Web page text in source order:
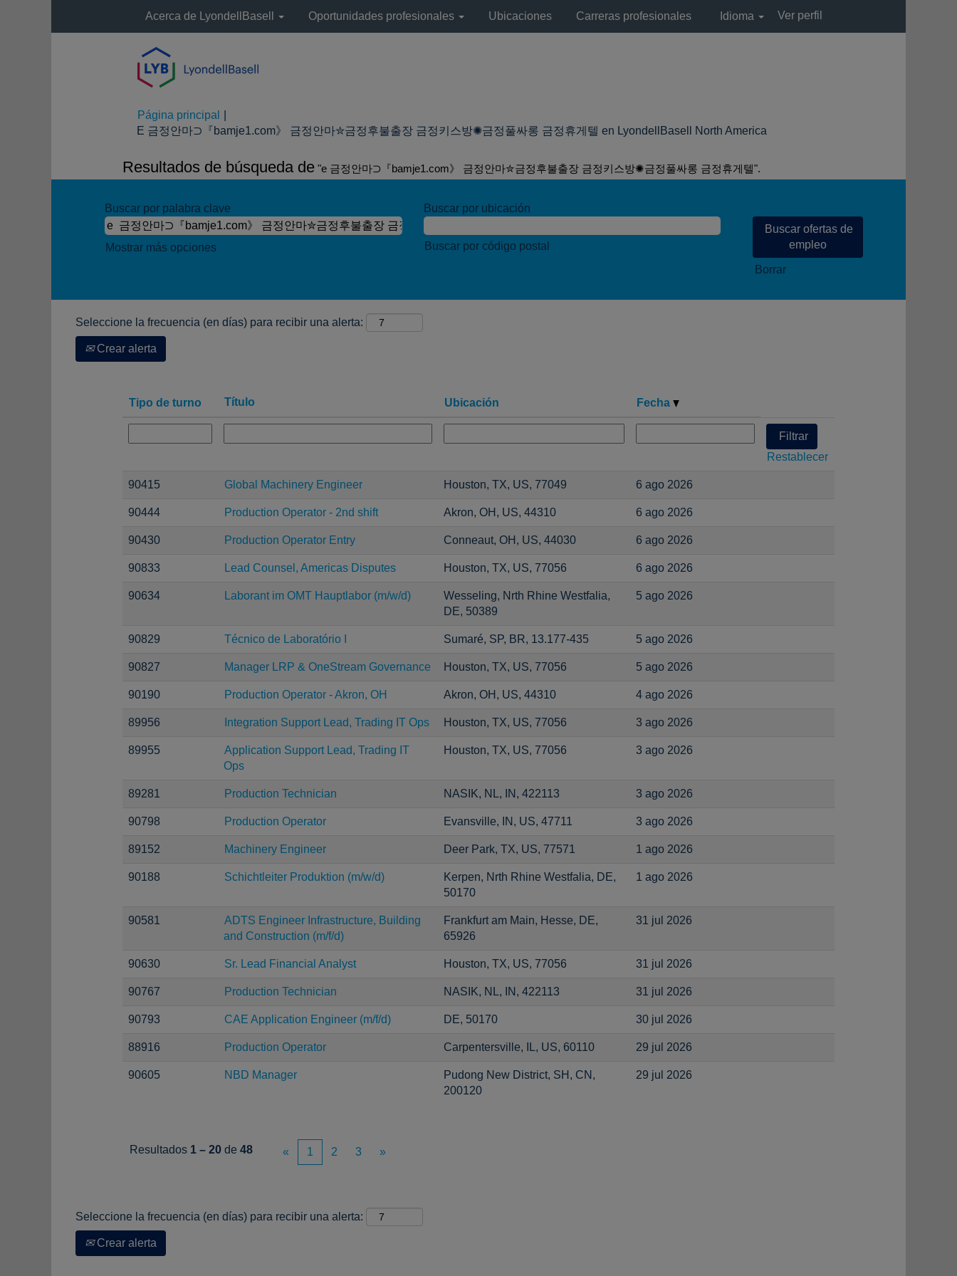
Acerca de LyondellBasell Oportunidades profesionales Ubicaciones Carreras profesionales Idioma Ver perfil
Página principal
E 금정안마⊃『bamje1.com》 금정안마✮금정후불출장 금정키스방✺금정풀싸롱 금정휴게텔 en LyondellBasell North America
Resultados de búsqueda de "e 금정안마⊃『bamje1.com》 금정안마✮금정후불출장 금정키스방✺금정풀싸롱 금정휴게텔".
Buscar por palabra clave Buscar por ubicación
Buscar por código postal
Mostrar más opciones
Borrar
Seleccione la frecuencia (en días) para recibir una alerta:
Crear alerta
Tipo de turno Título Ubicación Fecha
Restablecer
90415 Global Machinery Engineer Houston, TX, US, 77049 6 ago 2026
90444 Production Operator - 2nd shift Akron, OH, US, 44310 6 ago 2026
90430 Production Operator Entry Conneaut, OH, US, 44030 6 ago 2026
90833 Lead Counsel, Americas Disputes Houston, TX, US, 77056 6 ago 2026
90634 Laborant im OMT Hauptlabor (m/w/d)
Wesseling, Nrth Rhine Westfalia,
DE, 50389
5 ago 2026
90829 Técnico de Laboratório I Sumaré, SP, BR, 13.177-435 5 ago 2026
90827 Manager LRP & OneStream Governance Houston, TX, US, 77056 5 ago 2026
90190 Production Operator - Akron, OH Akron, OH, US, 44310 4 ago 2026
89956 Integration Support Lead, Trading IT Ops Houston, TX, US, 77056 3 ago 2026
89955
Application Support Lead, Trading IT
Ops
Houston, TX, US, 77056 3 ago 2026
89281 Production Technician NASIK, NL, IN, 422113 3 ago 2026
90798 Production Operator Evansville, IN, US, 47711 3 ago 2026
89152 Machinery Engineer Deer Park, TX, US, 77571 1 ago 2026
90188 Schichtleiter Produktion (m/w/d)
Kerpen, Nrth Rhine Westfalia, DE,
50170
1 ago 2026
90581
ADTS Engineer Infrastructure, Building
and Construction (m/f/d)
Frankfurt am Main, Hesse, DE,
65926
31 jul 2026
90630 Sr. Lead Financial Analyst Houston, TX, US, 77056 31 jul 2026
90767 Production Technician NASIK, NL, IN, 422113 31 jul 2026
90793 CAE Application Engineer (m/f/d) DE, 50170 30 jul 2026
88916 Production Operator Carpentersville, IL, US, 60110 29 jul 2026
90605 NBD Manager
Pudong New District, SH, CN,
200120
29 jul 2026
Resultados 1 – 20 de 48 « 1 2 3 »
Seleccione la frecuencia (en días) para recibir una alerta:
Crear alerta